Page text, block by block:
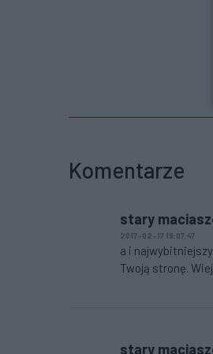
Komentarze
stary
2017-02-17 19:07:47
a i
Twoją stronę.
stary